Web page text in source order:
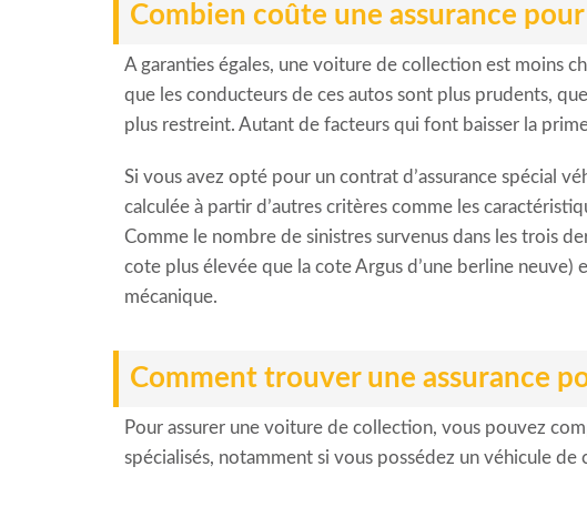
Combien coûte une assurance
A garanties égales, une voiture de collection est moins
que les conducteurs de ces autos sont plus prudents,
plus restreint. Autant de facteurs qui font baisser la
Si vous avez opté pour un contrat d’assurance spécial
calculée à partir d’autres critères comme les
Comme le nombre de sinistres survenus dans les trois
cote plus élevée que la cote Argus d’une berline
mécanique.
Comment trouver une assurance
Pour assurer une voiture de collection, vous pouvez
spécialisés, notamment si vous possédez un véhicule de